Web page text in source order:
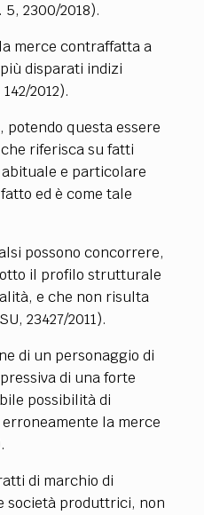
2300/2018).
merce contraffatta a
disparati indizi
2012).
potendo questa essere
riferisca su fatti
e particolare
ed è come tale
possono concorrere,
il profilo strutturale
e che non risulta
23427/2011).
di un personaggio di
di una forte
possibilità di
la merce
di marchio di
società produttrici, non